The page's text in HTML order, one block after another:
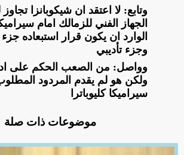
وتابع: لا اعتقد ان شيكوبانزا
الجهاز الفني للزمالك امام
الوارد ان يكون قرار استبعاده
وجزء تأديبي
وواصل: من الصعب الحكم على اداء
ولكن هو لم يقدم المردود
سيراميكا كليوباترا
موضوعات ذات صلة